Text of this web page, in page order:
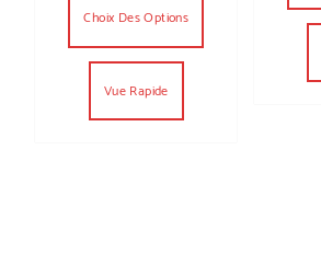
Choix Des Options
Vue Rapide